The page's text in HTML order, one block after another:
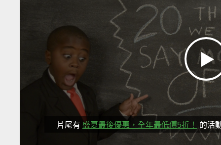
片尾有 盛夏最後優惠，全年最低價5折！ 的活